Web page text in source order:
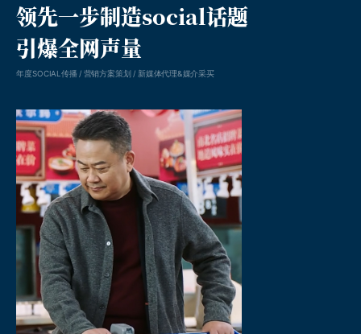
领先一步制造social话题
引爆全网声量
年度SOCIAL传播 / 营销方案策划 / 新媒体代理&媒介采买